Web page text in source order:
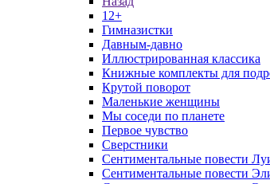
12+
Гимназистки
Давным-давно
Иллюстрированная классика
Книжные комплекты для
Крутой поворот
Маленькие женщины
Мы соседи по планете
Первое чувство
Сверстники
Сентиментальные повести
Сентиментальные повести